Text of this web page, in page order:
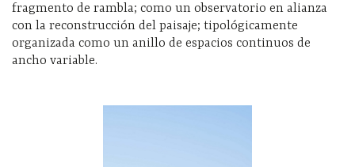
fragmento de rambla; como un observatorio en alianza
con la reconstrucción del paisaje; tipológicamente
organizada como un anillo de espacios continuos de
ancho variable.